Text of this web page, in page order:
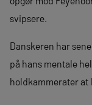
svipsere.
Danskeren har
på hans mentale
holdkammerater at